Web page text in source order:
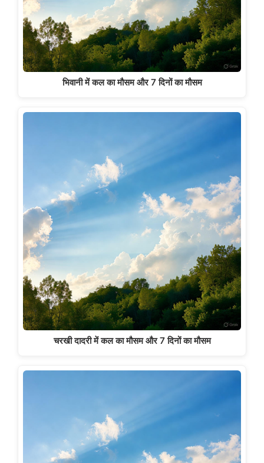
भिवानी में कल का मौसम और 7 दिनों का मौसम
चरखी दादरी में कल का मौसम और 7 दिनों का मौसम